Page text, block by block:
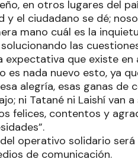
en otros lugares del
y el ciudadano se dé;
mano cuál es la
las
expectativa que existe
es nada nuevo esto, ya
alegría, esas ganas
ni Tatané ni Laishí van
felices, contentos y
operativo solidario
de comunicación.